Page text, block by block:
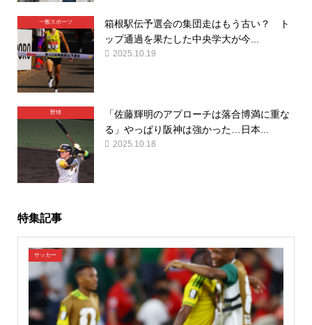
一般スポーツ
箱根駅伝予選会の集団走はもう古い？ ト
ップ通過を果たした中央学大が今...
2025.10.19
野球
「佐藤輝明のアプローチは落合博満に重な
る」やっぱり阪神は強かった…日本...
2025.10.18
特集記事
サッカー